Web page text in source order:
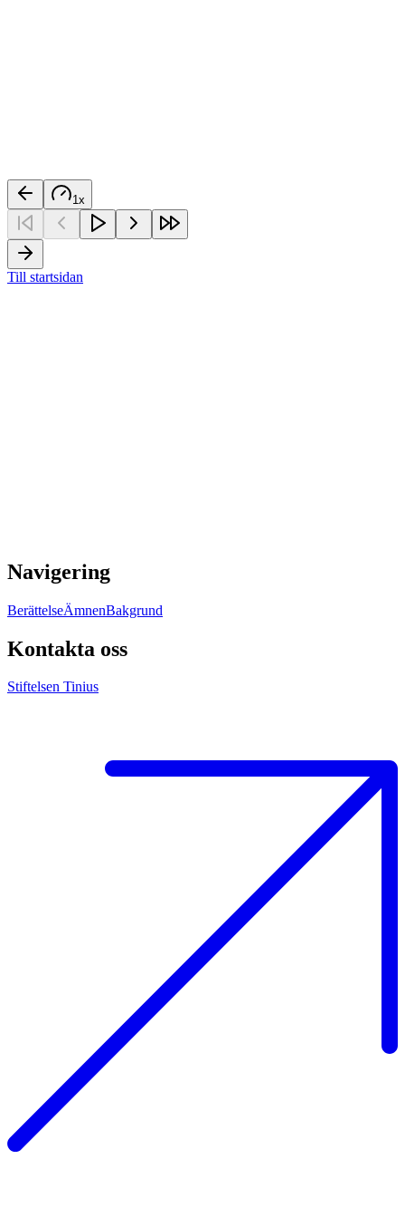
1x
Till startsidan
Navigering
BerättelseÄmnenBakgrund
Kontakta oss
Stiftelsen Tinius